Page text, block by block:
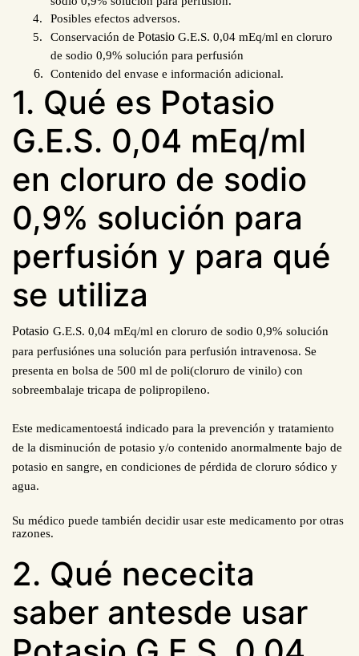
Posibles efectos adversos.
Conservación de Potasio G.E.S. 0,04 mEq/ml en cloruro
de sodio 0,9% solución para perfusión
Contenido del envase e información adicional.
1. Qué es Potasio
G.E.S. 0,04 mEq/ml
en cloruro de sodio
0,9% solución para
perfusión y para qué
se utiliza
Potasio G.E.S. 0,04 mEq/ml en cloruro de sodio 0,9% solución
para perfusiónes una solución para perfusión intravenosa. Se
presenta en bolsa de 500 ml de poli(cloruro de vinilo) con
sobreembalaje tricapa de polipropileno.
Este medicamentoestá indicado para la prevención y tratamiento
de la disminución de potasio y/o contenido anormalmente bajo de
potasio en sangre, en condiciones de pérdida de cloruro sódico y
agua.
Su médico puede también decidir usar este medicamento por otras
razones.
2. Qué nececita
saber antesde usar